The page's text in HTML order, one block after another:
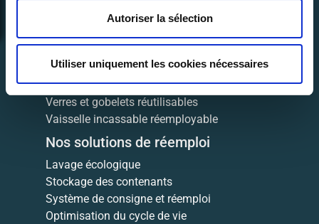
Autoriser la sélection
Utiliser uniquement les cookies nécessaires
Restauration commerciale
Contenants réemployables
Personnalisation de contenants
Verres et gobelets réutilisables
Vaisselle incassable réemployable
Nos solutions de réemploi
Lavage écologique
Stockage des contenants
Système de consigne et réemploi
Optimisation du cycle de vie